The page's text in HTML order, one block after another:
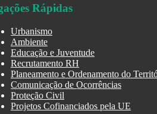
Rápidas
Urbanismo
Ambiente
Educação e Juventude
Recrutamento RH
Planeamento e Ordenamento do
Comunicação de Ocorrências
Proteção Civil
Projetos Cofinanciados pela UE